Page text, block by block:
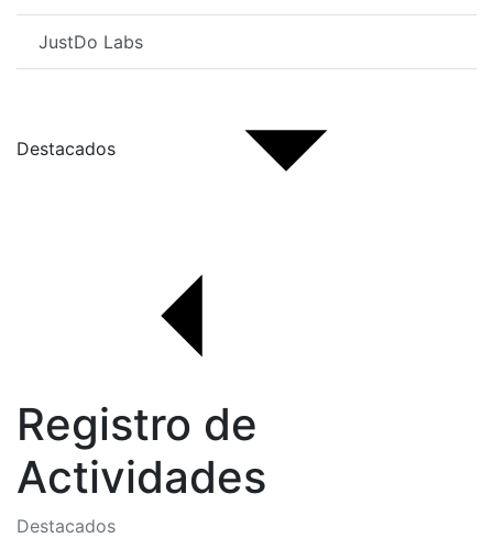
JustDo Labs
Destacados
Registro de
Actividades
Destacados